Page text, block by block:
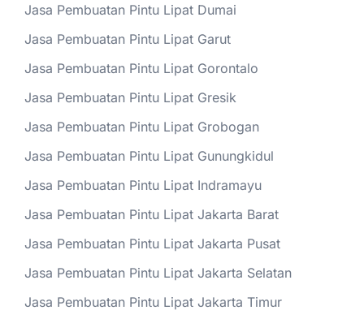
Jasa Pembuatan Pintu Lipat Dumai
Jasa Pembuatan Pintu Lipat Garut
Jasa Pembuatan Pintu Lipat Gorontalo
Jasa Pembuatan Pintu Lipat Gresik
Jasa Pembuatan Pintu Lipat Grobogan
Jasa Pembuatan Pintu Lipat Gunungkidul
Jasa Pembuatan Pintu Lipat Indramayu
Jasa Pembuatan Pintu Lipat Jakarta Barat
Jasa Pembuatan Pintu Lipat Jakarta Pusat
Jasa Pembuatan Pintu Lipat Jakarta Selatan
Jasa Pembuatan Pintu Lipat Jakarta Timur